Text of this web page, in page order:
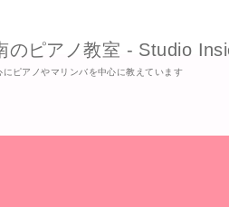
のピアノ教室 - Studio
ピアノやマリンバを中心に教えています